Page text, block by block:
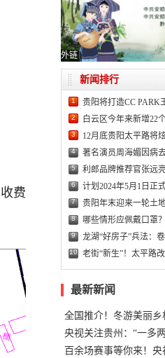
费
外链
新闻排行
1 贵阳将打造CC PARK
2 白云区今年来新增22
3 12月底贵阳太平路将炫
4 著名演员周海媚因病
5 利郎品牌推荐官张远
6 计划2024年5月1日正
7 贵阳年末迎来一轮土
8 哪些情形应佩戴口罩
9 龙湖“好房子”兵法：
10 老街“新生”！太平路
最新新闻
全国推介！冬游美丽
错过
央视关注贵州：“一多
温
百余场赛事等你来！